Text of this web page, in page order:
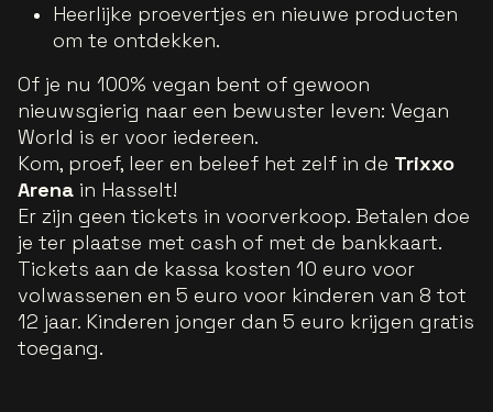
Heerlijke proevertjes en nieuwe producten
om te ontdekken.
Of je nu 100% vegan bent of gewoon
nieuwsgierig naar een bewuster leven: Vegan
World is er voor iedereen.
Kom, proef, leer en beleef het zelf in de Trixxo
Arena in Hasselt!
Er zijn geen tickets in voorverkoop. Betalen doe
je ter plaatse met cash of met de bankkaart.
Tickets aan de kassa kosten 10 euro voor
volwassenen en 5 euro voor kinderen van 8 tot
12 jaar. Kinderen jonger dan 5 euro krijgen gratis
toegang.